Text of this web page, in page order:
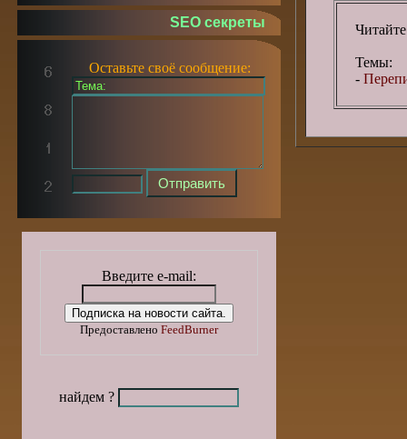
Темы:
-
SEO секреты
Оставьте своё сообщение:
Введите e-mail:
Предоставлено FeedBurner
найдем ?